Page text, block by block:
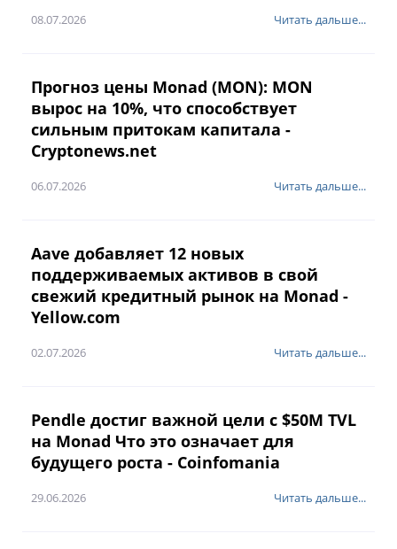
08.07.2026 Читать дальше...
Прогноз цены Monad (MON): MON
вырос на 10%, что способствует
сильным притокам капитала -
Cryptonews.net
06.07.2026 Читать дальше...
Aave добавляет 12 новых
поддерживаемых активов в свой
свежий кредитный рынок на Monad -
Yellow.com
02.07.2026 Читать дальше...
Pendle достиг важной цели с $50M TVL
на Monad Что это означает для
будущего роста - Coinfomania
29.06.2026 Читать дальше...